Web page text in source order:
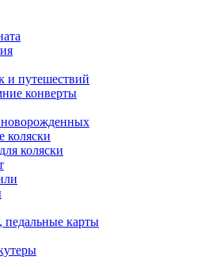
и путешествий
конверты
коляски
коляски
карты